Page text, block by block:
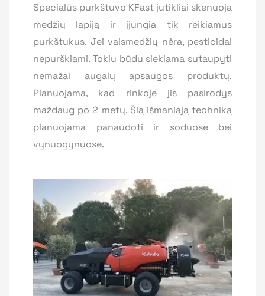
Specialūs purkštuvo KFast jutikliai skenuoja
medžių lapiją ir įjungia tik reikiamus
purkštukus. Jei vaismedžių nėra, pesticidai
nepurškiami. Tokiu būdu siekiama sutaupyti
nemažai augalų apsaugos produktų.
Planuojama, kad rinkoje jis pasirodys
maždaug po 2 metų. Šią išmaniąją techniką
planuojama panaudoti ir soduose bei
vynuogynuose.